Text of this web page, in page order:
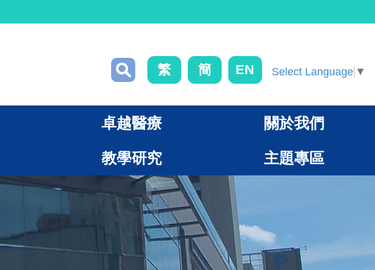
繁 簡 EN Select Language ▼
卓越醫療 關於我們
教學研究 主題專區